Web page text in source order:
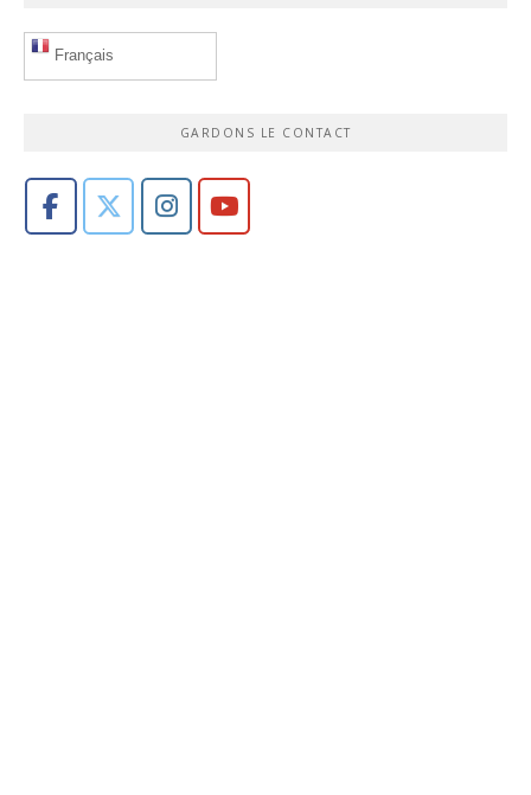
Français
GARDONS LE CONTACT